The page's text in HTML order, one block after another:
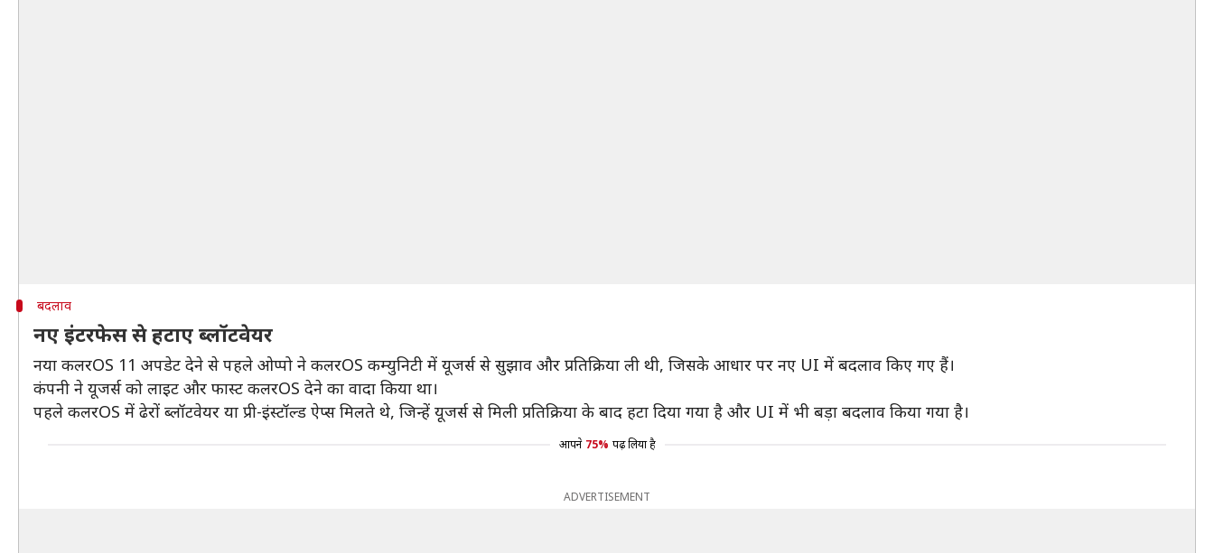
बदलाव
नए इंटरफेस से हटाए ब्लॉटवेयर
नया कलरOS 11 अपडेट देने से पहले ओप्पो ने कलरOS कम्युनिटी में यूजर्स से सुझाव और प्रतिक्रिया ली थी, जिसके आधार पर नए UI में बदलाव किए गए हैं।
कंपनी ने यूजर्स को लाइट और फास्ट कलरOS देने का वादा किया था।
पहले कलरOS में ढेरों ब्लॉटवेयर या प्री-इंस्टॉल्ड ऐप्स मिलते थे, जिन्हें यूजर्स से मिली प्रतिक्रिया के बाद हटा दिया गया है और UI में भी बड़ा बदलाव किया गया है।
आपने 75% पढ़ लिया है
ADVERTISEMENT